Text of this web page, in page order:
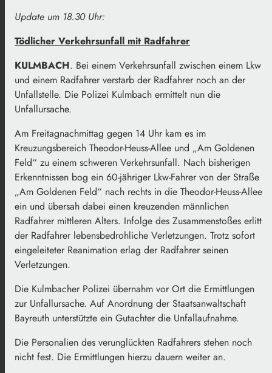
Update um 18.30 Uhr:
Tödlicher Verkehrsunfall mit Radfahrer
KULMBACH. Bei einem Verkehrsunfall zwischen einem Lkw
und einem Radfahrer verstarb der Radfahrer noch an der
Unfallstelle. Die Polizei Kulmbach ermittelt nun die
Unfallursache.
Am Freitagnachmittag gegen 14 Uhr kam es im
Kreuzungsbereich Theodor-Heuss-Allee und „Am Goldenen
Feld“ zu einem schweren Verkehrsunfall. Nach bisherigen
Erkenntnissen bog ein 60-jähriger Lkw-Fahrer von der Straße
„Am Goldenen Feld“ nach rechts in die Theodor-Heuss-Allee
ein und übersah dabei einen kreuzenden männlichen
Radfahrer mittleren Alters. Infolge des Zusammenstoßes erlitt
der Radfahrer lebensbedrohliche Verletzungen. Trotz sofort
eingeleiteter Reanimation erlag der Radfahrer seinen
Verletzungen.
Die Kulmbacher Polizei übernahm vor Ort die Ermittlungen
zur Unfallursache. Auf Anordnung der Staatsanwaltschaft
Bayreuth unterstützte ein Gutachter die Unfallaufnahme.
Die Personalien des verunglückten Radfahrers stehen noch
nicht fest. Die Ermittlungen hierzu dauern weiter an.